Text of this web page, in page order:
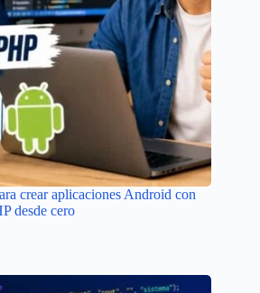
crear aplicaciones Android con
desde cero